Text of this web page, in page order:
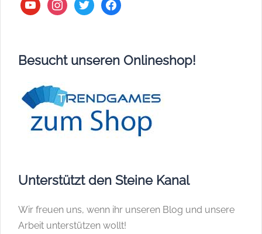
youtubeinstagram
twitter facebook
Besucht unseren Onlineshop!
Unterstützt den Steine Kanal
Wir freuen uns, wenn ihr unseren Blog und unsere
Arbeit unterstützen wollt!